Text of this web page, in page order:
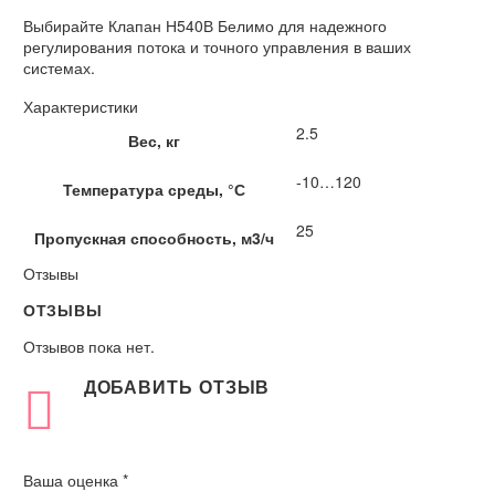
Выбирайте Клапан Н540В Белимо для надежного
регулирования потока и точного управления в ваших
системах.
Характеристики
Вес, кг
2.5
Температура среды, °С -10…120
Пропускная способность, м3/ч
25
Отзывы
ОТЗЫВЫ
Отзывов пока нет.
ДОБАВИТЬ ОТЗЫВ
Ваша оценка *